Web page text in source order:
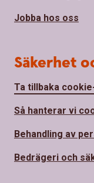
Jobba hos oss
Säkerhet
Ta tillbaka
Så hanterar vi
Behandling av
Bedrägeri och